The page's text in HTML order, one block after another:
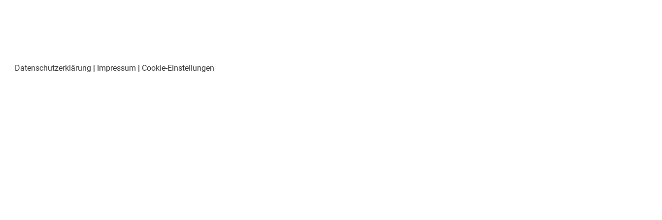
Datenschutzerklärung | Impressum | Cookie-Einstellungen